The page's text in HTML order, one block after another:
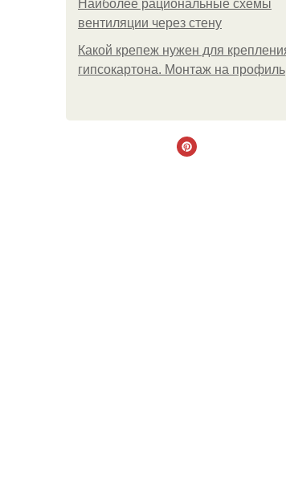
Наиболее рациональные схемы
вентиляции через стену
Какой крепеж нужен для
гипсокартона. Монтаж на профиль